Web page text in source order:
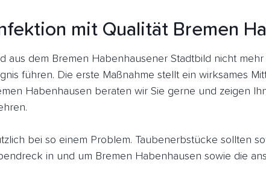
mit Qualität Bremen
aus dem Bremen Habenhausener Stadtbild nicht
führen. Die erste Maßnahme stellt ein wirksames
Habenhausen beraten wir Sie gerne und zeigen
bei so einem Problem. Taubenerbstücke sollten
in und um Bremen Habenhausen sowie die